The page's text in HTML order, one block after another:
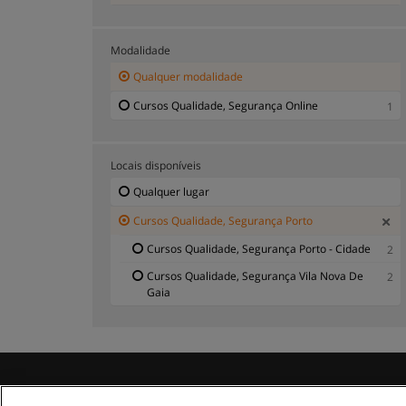
Modalidade
Qualquer modalidade
Cursos Qualidade, Segurança Online
1
Locais disponíveis
Qualquer lugar
Cursos Qualidade, Segurança Porto
Cursos Qualidade, Segurança Porto - Cidade
2
Cursos Qualidade, Segurança Vila Nova De
Gaia
2